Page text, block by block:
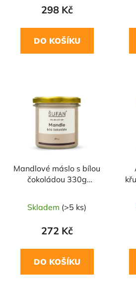
298 Kč
DO KOŠÍKU
Mandlové máslo s bílou
čokoládou 330g
Skladem (>5 ks)
272 Kč
DO KOŠÍKU